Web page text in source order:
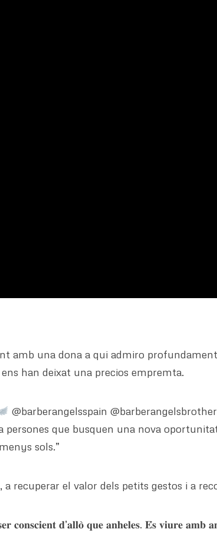
amb una dona a qui admiro
han deixat una precios empremta.
@barberangelsspain
persones que busquen una nova
sols.”
recuperar el valor dels petits gestos i a
𝐜𝐨𝐧𝐬𝐜𝐢𝐞𝐧𝐭 𝐝’𝐚𝐥𝐥𝐨̀ 𝐪𝐮𝐞 𝐚𝐧𝐡𝐞𝐥𝐞𝐬. 𝐄́𝐬 𝐯𝐢𝐮𝐫𝐞